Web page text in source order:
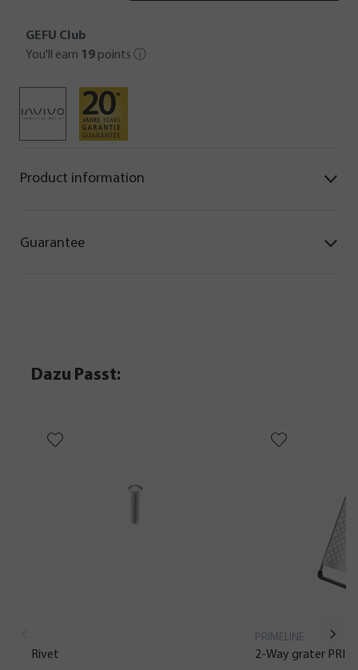
GEFU Club
You'll earn 19 points ⓘ
Product information
Guarantee
Dazu Passt:
Rivet
PRIMELINE
2-Way grater